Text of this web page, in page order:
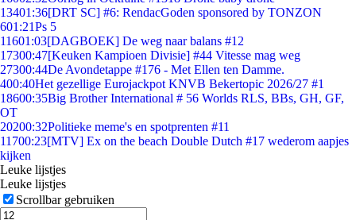
13401:36[DRT SC] #6: RendacGoden sponsored by TONZON
601:21Ps 5
11601:03[DAGBOEK] De weg naar balans #12
17300:47[Keuken Kampioen Divisie] #44 Vitesse mag weg
27300:44De Avondetappe #176 - Met Ellen ten Damme.
400:40Het gezellige Eurojackpot KNVB Bekertopic 2026/27 #1
18600:35Big Brother International # 56 Worlds RLS, BBs, GH, GF,
OT
20200:32Politieke meme's en spotprenten #11
11700:23[MTV] Ex on the beach Double Dutch #17 wederom aapjes
kijken
Leuke lijstjes
Leuke lijstjes
Scrollbar gebruiken